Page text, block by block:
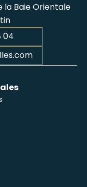
la Baie Orientale
04